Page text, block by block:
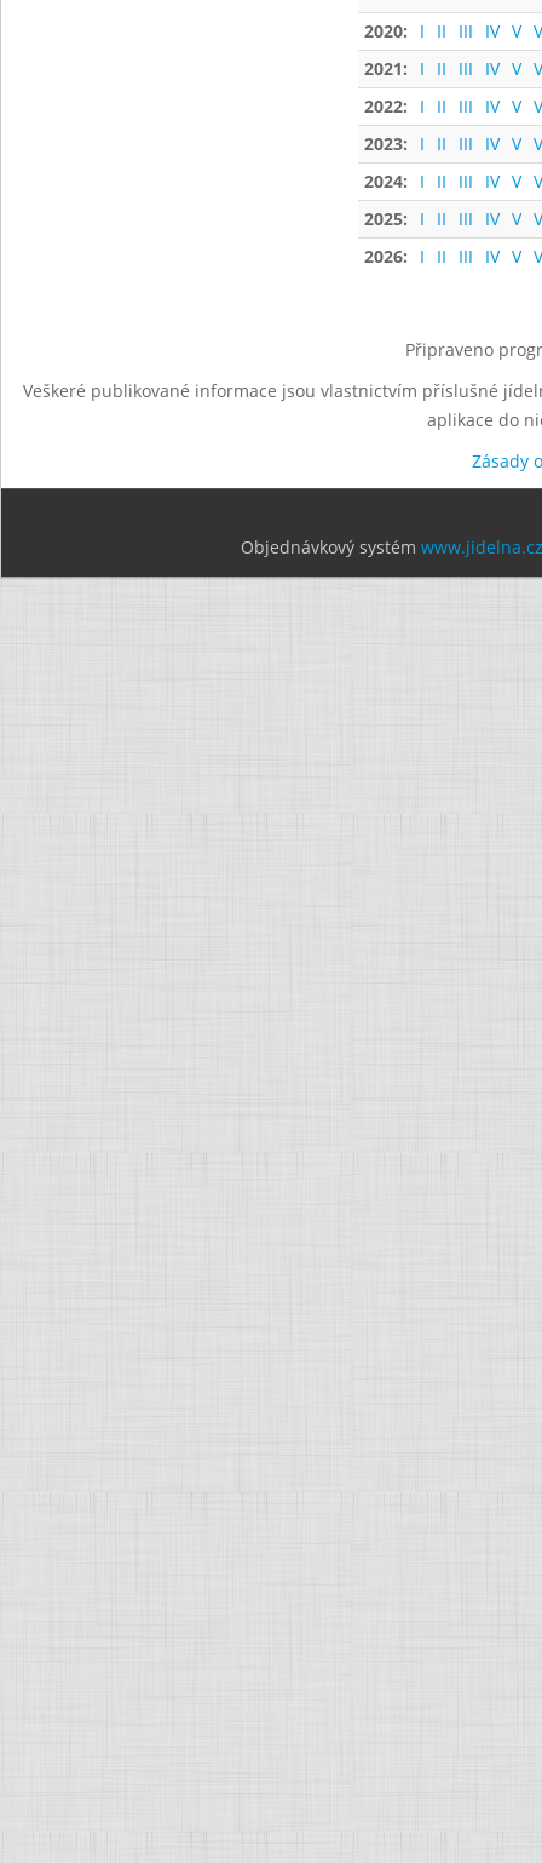
2020:
I II III IV V
2021:
I II III IV V
2022:
I II III IV V
2023:
I II III IV V
2024:
I II III IV V
2025:
I II III IV V
2026:
I II III IV V
Připraveno
Veškeré publikované informace jsou vlastnictvím příslušné
aplikace do
Zásady
Objednávkový systém www.jidelna.cz